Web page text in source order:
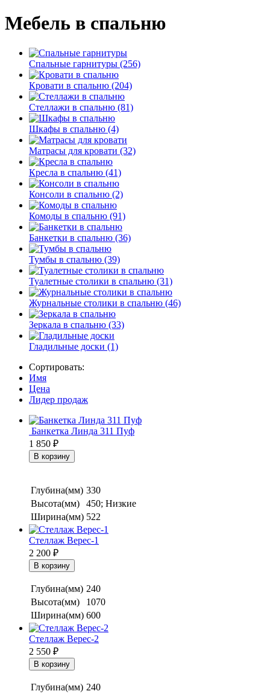
Мебель в спальню
Спальные гарнитуры (256)
Кровати в спальню (204)
Стеллажи в спальню (81)
Шкафы в спальню (4)
Матрасы для кровати (32)
Кресла в спальню (41)
Консоли в спальню (2)
Комоды в спальню (91)
Банкетки в спальню (36)
Тумбы в спальню (39)
Туалетные столики в спальню (31)
Журнальные столики в спальню (46)
Зеркала в спальню (33)
Гладильные доски (1)
Сортировать:
Имя
Цена
Лидер продаж
Банкетка Линда 311 Пуф
1 850 ₽
Глубина(мм) 330
Высота(мм)
450; Низкие
Ширина(мм) 522
Стеллаж Верес-1
2 200 ₽
Глубина(мм) 240
Высота(мм)
1070
Ширина(мм) 600
Стеллаж Верес-2
2 550 ₽
Глубина(мм) 240